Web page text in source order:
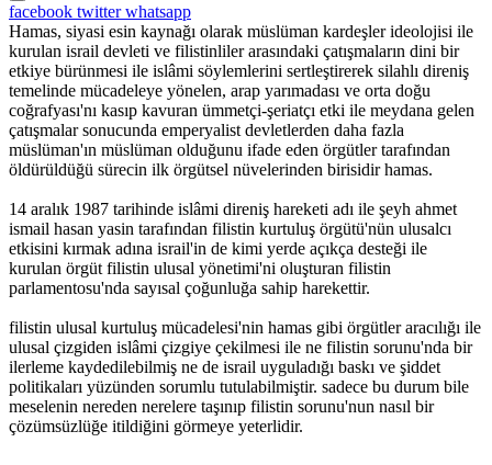
facebook twitterwhatsapp
Hamas, siyasi esin kaynağı olarak müslüman kardeşler ideolojisi ile
kurulan israil devleti ve filistinliler arasındaki çatışmaların dini bir
etkiye bürünmesi ile islâmi söylemlerini sertleştirerek silahlı direniş
temelinde mücadeleye yönelen, arap yarımadası ve orta doğu
coğrafyası'nı kasıp kavuran ümmetçi-şeriatçı etki ile meydana gelen
çatışmalar sonucunda emperyalist devletlerden daha fazla
müslüman'ın müslüman olduğunu ifade eden örgütler tarafından
öldürüldüğü sürecin ilk örgütsel nüvelerinden birisidir hamas.
14 aralık 1987 tarihinde islâmi direniş hareketi adı ile şeyh ahmet
ismail hasan yasin tarafından filistin kurtuluş örgütü'nün ulusalcı
etkisini kırmak adına israil'in de kimi yerde açıkça desteği ile
kurulan örgüt filistin ulusal yönetimi'ni oluşturan filistin
parlamentosu'nda sayısal çoğunluğa sahip harekettir.
filistin ulusal kurtuluş mücadelesi'nin hamas gibi örgütler aracılığı ile
ulusal çizgiden islâmi çizgiye çekilmesi ile ne filistin sorunu'nda bir
ilerleme kaydedilebilmiş ne de israil uyguladığı baskı ve şiddet
politikaları yüzünden sorumlu tutulabilmiştir. sadece bu durum bile
meselenin nereden nerelere taşınıp filistin sorunu'nun nasıl bir
çözümsüzlüğe itildiğini görmeye yeterlidir.